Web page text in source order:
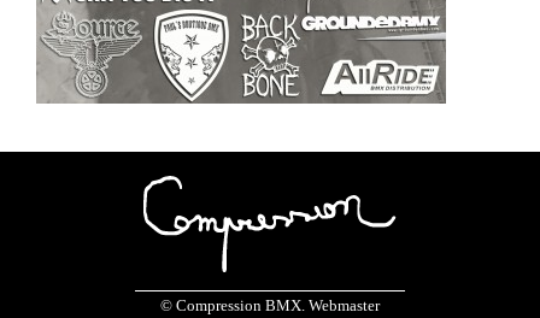
© Compression BMX. Webmaster